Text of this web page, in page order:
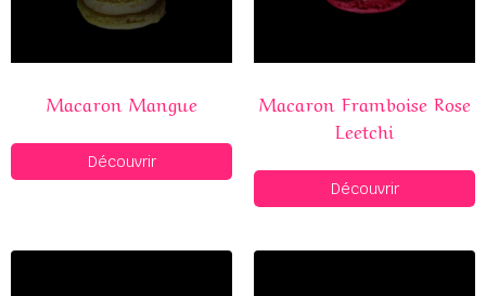
Macaron Mangue
Découvrir
Macaron Framboise Rose
Leetchi
Découvrir